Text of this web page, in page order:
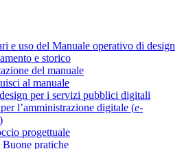
e uso del Manuale operativo di design
e storico
del manuale
al manuale
per i servizi pubblici digitali
l’amministrazione digitale (e-
)
progettuale
Buone pratiche